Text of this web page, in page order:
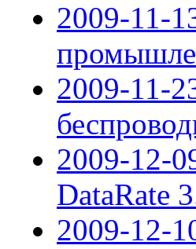
2009-11-
2009-11-
2009-12-
DataRate
2009-12-